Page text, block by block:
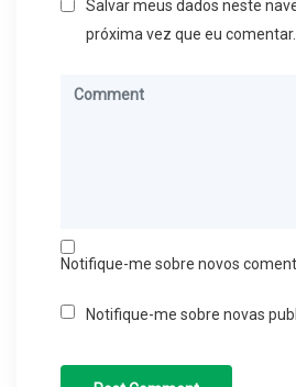
Salvar meus dados neste
próxima vez que eu comentar.
Notifique-me sobre novos
Notifique-me sobre novas